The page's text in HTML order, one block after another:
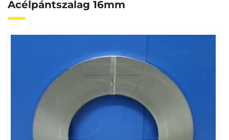
Acélpántszalag 16mm